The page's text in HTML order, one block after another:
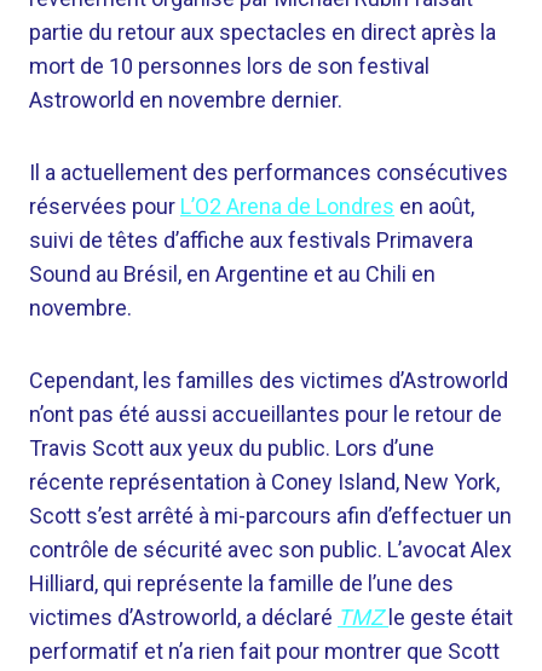
partie du retour aux spectacles en direct après la
mort de 10 personnes lors de son festival
Astroworld en novembre dernier.
Il a actuellement des performances consécutives
réservées pour L’O2 Arena de Londres en août,
suivi de têtes d’affiche aux festivals Primavera
Sound au Brésil, en Argentine et au Chili en
novembre.
Cependant, les familles des victimes d’Astroworld
n’ont pas été aussi accueillantes pour le retour de
Travis Scott aux yeux du public. Lors d’une
récente représentation à Coney Island, New York,
Scott s’est arrêté à mi-parcours afin d’effectuer un
contrôle de sécurité avec son public. L’avocat Alex
Hilliard, qui représente la famille de l’une des
victimes d’Astroworld, a déclaré TMZ le geste était
performatif et n’a rien fait pour montrer que Scott